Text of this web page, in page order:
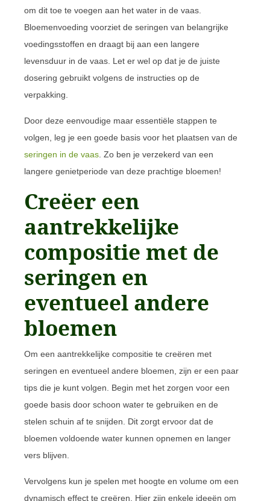
om dit toe te voegen aan het water in de vaas.
Bloemenvoeding voorziet de seringen van belangrijke
voedingsstoffen en draagt bij aan een langere
levensduur in de vaas. Let er wel op dat je de juiste
dosering gebruikt volgens de instructies op de
verpakking.
Door deze eenvoudige maar essentiële stappen te
volgen, leg je een goede basis voor het plaatsen van de
seringen in de vaas . Zo ben je verzekerd van een
langere genietperiode van deze prachtige bloemen!
Creëer een
aantrekkelijke
compositie met de
seringen en
eventueel andere
bloemen
Om een aantrekkelijke compositie te creëren met
seringen en eventueel andere bloemen, zijn er een paar
tips die je kunt volgen. Begin met het zorgen voor een
goede basis door schoon water te gebruiken en de
stelen schuin af te snijden. Dit zorgt ervoor dat de
bloemen voldoende water kunnen opnemen en langer
vers blijven.
Vervolgens kun je spelen met hoogte en volume om een
dynamisch effect te creëren. Hier zijn enkele ideeën om